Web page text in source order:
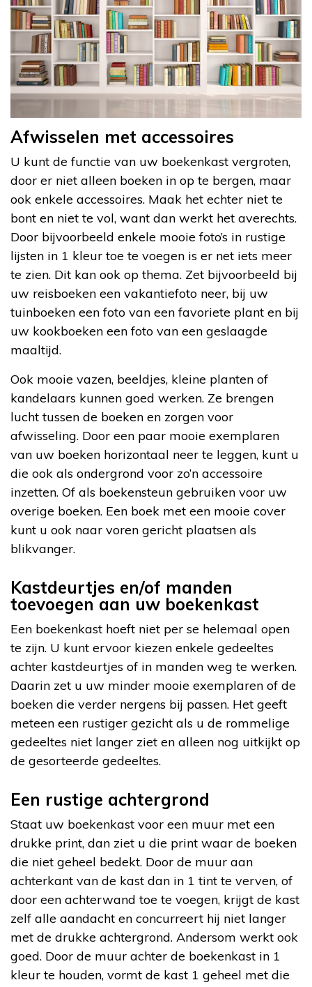
Afwisselen met accessoires
U kunt de functie van uw boekenkast vergroten,
door er niet alleen boeken in op te bergen, maar
ook enkele accessoires. Maak het echter niet te
bont en niet te vol, want dan werkt het averechts.
Door bijvoorbeeld enkele mooie foto’s in rustige
lijsten in 1 kleur toe te voegen is er net iets meer
te zien. Dit kan ook op thema. Zet bijvoorbeeld bij
uw reisboeken een vakantiefoto neer, bij uw
tuinboeken een foto van een favoriete plant en bij
uw kookboeken een foto van een geslaagde
maaltijd.
Ook mooie vazen, beeldjes, kleine planten of
kandelaars kunnen goed werken. Ze brengen
lucht tussen de boeken en zorgen voor
afwisseling. Door een paar mooie exemplaren
van uw boeken horizontaal neer te leggen, kunt u
die ook als ondergrond voor zo’n accessoire
inzetten. Of als boekensteun gebruiken voor uw
overige boeken. Een boek met een mooie cover
kunt u ook naar voren gericht plaatsen als
blikvanger.
Kastdeurtjes en/of manden
toevoegen aan uw boekenkast
Een boekenkast hoeft niet per se helemaal open
te zijn. U kunt ervoor kiezen enkele gedeeltes
achter kastdeurtjes of in manden weg te werken.
Daarin zet u uw minder mooie exemplaren of de
boeken die verder nergens bij passen. Het geeft
meteen een rustiger gezicht als u de rommelige
gedeeltes niet langer ziet en alleen nog uitkijkt op
de gesorteerde gedeeltes.
Een rustige achtergrond
Staat uw boekenkast voor een muur met een
drukke print, dan ziet u die print waar de boeken
die niet geheel bedekt. Door de muur aan
achterkant van de kast dan in 1 tint te verven, of
door een achterwand toe te voegen, krijgt de kast
zelf alle aandacht en concurreert hij niet langer
met de drukke achtergrond. Andersom werkt ook
goed. Door de muur achter de boekenkast in 1
kleur te houden, vormt de kast 1 geheel met die